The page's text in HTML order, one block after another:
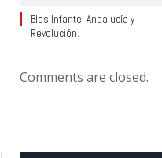
Blas Infante: Andalucía y
Revolución.
Comments are closed.